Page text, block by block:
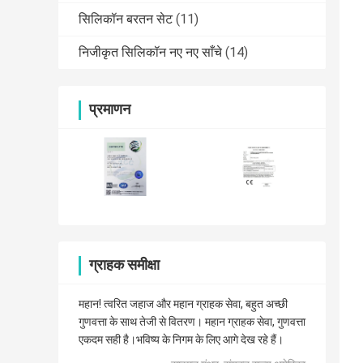
सिलिकॉन बरतन सेट (11)
निजीकृत सिलिकॉन नए नए साँचे (14)
प्रमाणन
ग्राहक समीक्षा
महान! त्वरित जहाज और महान ग्राहक सेवा, बहुत अच्छी
गुणवत्ता के साथ तेजी से वितरण। महान ग्राहक सेवा, गुणवत्ता
एकदम सही है।भविष्य के निगम के लिए आगे देख रहे हैं।